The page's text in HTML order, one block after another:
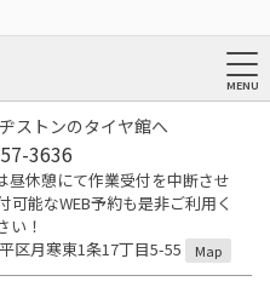
ストンのタイヤ館へ
3636
昼休憩にて作業受付を中断させ
能なWEB予約も是非ご利用く
い！
区月寒東1条17丁目5-55
Map